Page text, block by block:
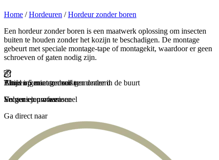
Home / Hordeuren / Hordeur zonder boren
Een hordeur zonder boren is een maatwerk oplossing om insecten
buiten te houden zonder het kozijn te beschadigen. De montage
gebeurt met speciale montage-tape of montagekit, waardoor er geen
schroeven of gaten nodig zijn.
Binnen 5 minuten zelf gemonteerd
En genieten maar
Thuis ingemeten door een dealer in de buurt
Secuur en professioneel
Altijd op maat gemaakt
Volgens jouw wensen
Ga direct naar